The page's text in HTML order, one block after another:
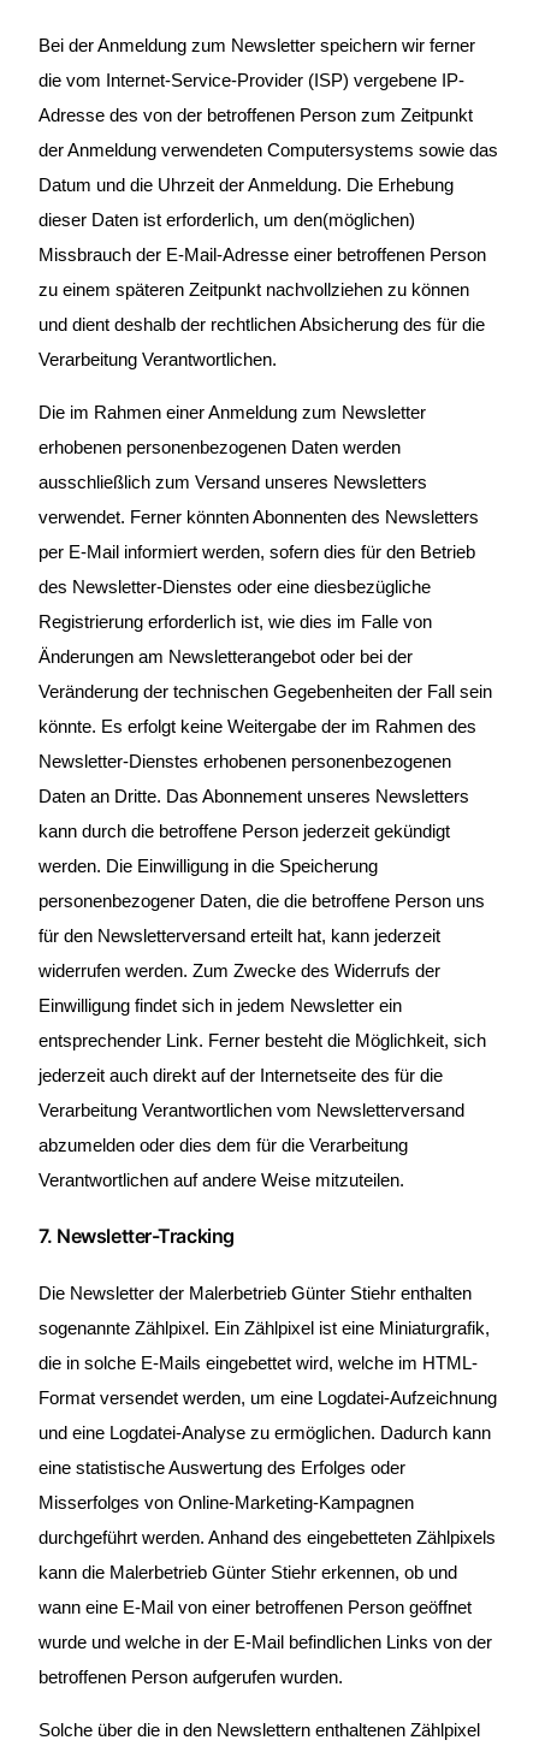
Bei der Anmeldung zum Newsletter speichern wir ferner
die vom Internet-Service-Provider (ISP) vergebene IP-
Adresse des von der betroffenen Person zum Zeitpunkt
der Anmeldung verwendeten Computersystems sowie das
Datum und die Uhrzeit der Anmeldung. Die Erhebung
dieser Daten ist erforderlich, um den(möglichen)
Missbrauch der E-Mail-Adresse einer betroffenen Person
zu einem späteren Zeitpunkt nachvollziehen zu können
und dient deshalb der rechtlichen Absicherung des für die
Verarbeitung Verantwortlichen.
Die im Rahmen einer Anmeldung zum Newsletter
erhobenen personenbezogenen Daten werden
ausschließlich zum Versand unseres Newsletters
verwendet. Ferner könnten Abonnenten des Newsletters
per E-Mail informiert werden, sofern dies für den Betrieb
des Newsletter-Dienstes oder eine diesbezügliche
Registrierung erforderlich ist, wie dies im Falle von
Änderungen am Newsletterangebot oder bei der
Veränderung der technischen Gegebenheiten der Fall sein
könnte. Es erfolgt keine Weitergabe der im Rahmen des
Newsletter-Dienstes erhobenen personenbezogenen
Daten an Dritte. Das Abonnement unseres Newsletters
kann durch die betroffene Person jederzeit gekündigt
werden. Die Einwilligung in die Speicherung
personenbezogener Daten, die die betroffene Person uns
für den Newsletterversand erteilt hat, kann jederzeit
widerrufen werden. Zum Zwecke des Widerrufs der
Einwilligung findet sich in jedem Newsletter ein
entsprechender Link. Ferner besteht die Möglichkeit, sich
jederzeit auch direkt auf der Internetseite des für die
Verarbeitung Verantwortlichen vom Newsletterversand
abzumelden oder dies dem für die Verarbeitung
Verantwortlichen auf andere Weise mitzuteilen.
7. Newsletter-Tracking
Die Newsletter der Malerbetrieb Günter Stiehr enthalten
sogenannte Zählpixel. Ein Zählpixel ist eine Miniaturgrafik,
die in solche E-Mails eingebettet wird, welche im HTML-
Format versendet werden, um eine Logdatei-Aufzeichnung
und eine Logdatei-Analyse zu ermöglichen. Dadurch kann
eine statistische Auswertung des Erfolges oder
Misserfolges von Online-Marketing-Kampagnen
durchgeführt werden. Anhand des eingebetteten Zählpixels
kann die Malerbetrieb Günter Stiehr erkennen, ob und
wann eine E-Mail von einer betroffenen Person geöffnet
wurde und welche in der E-Mail befindlichen Links von der
betroffenen Person aufgerufen wurden.
Solche über die in den Newslettern enthaltenen Zählpixel